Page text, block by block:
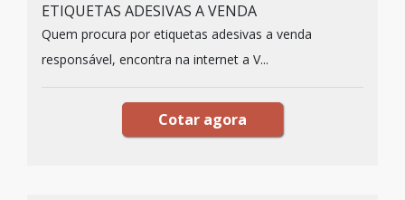
ETIQUETAS ADESIVAS A VENDA
Quem procura por etiquetas adesivas a venda
responsável, encontra na internet a V...
Cotar agora